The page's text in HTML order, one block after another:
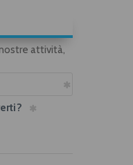
attività,